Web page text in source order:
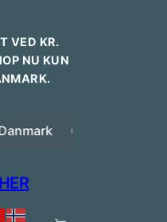
VED KR.
NU KUN
Bestilling